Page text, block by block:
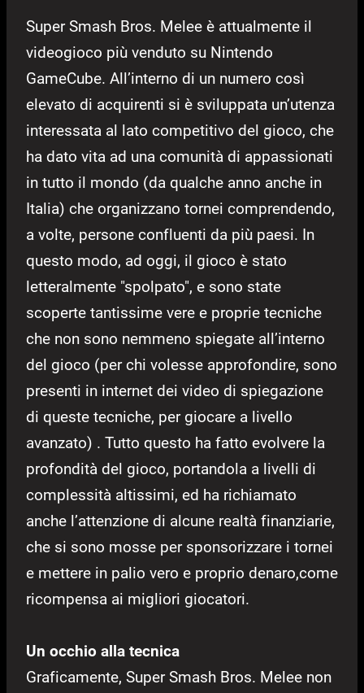
Super Smash Bros. Melee è attualmente il
videogioco più venduto su Nintendo
GameCube. All’interno di un numero così
elevato di acquirenti si è sviluppata un’utenza
interessata al lato competitivo del gioco, che
ha dato vita ad una comunità di appassionati
in tutto il mondo (da qualche anno anche in
Italia) che organizzano tornei comprendendo,
a volte, persone confluenti da più paesi. In
questo modo, ad oggi, il gioco è stato
letteralmente "spolpato", e sono state
scoperte tantissime vere e proprie tecniche
che non sono nemmeno spiegate all’interno
del gioco (per chi volesse approfondire, sono
presenti in internet dei video di spiegazione
di queste tecniche, per giocare a livello
avanzato) . Tutto questo ha fatto evolvere la
profondità del gioco, portandola a livelli di
complessità altissimi, ed ha richiamato
anche l’attenzione di alcune realtà finanziarie,
che si sono mosse per sponsorizzare i tornei
e mettere in palio vero e proprio denaro,come
ricompensa ai migliori giocatori.
Un occhio alla tecnica
Graficamente, Super Smash Bros. Melee non